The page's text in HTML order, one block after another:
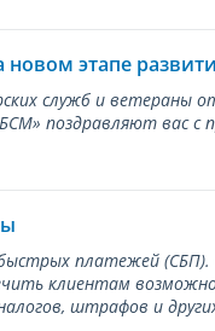
новом этапе
служб и ветераны
поздравляют вас с
платежей
клиентам
штрафов и